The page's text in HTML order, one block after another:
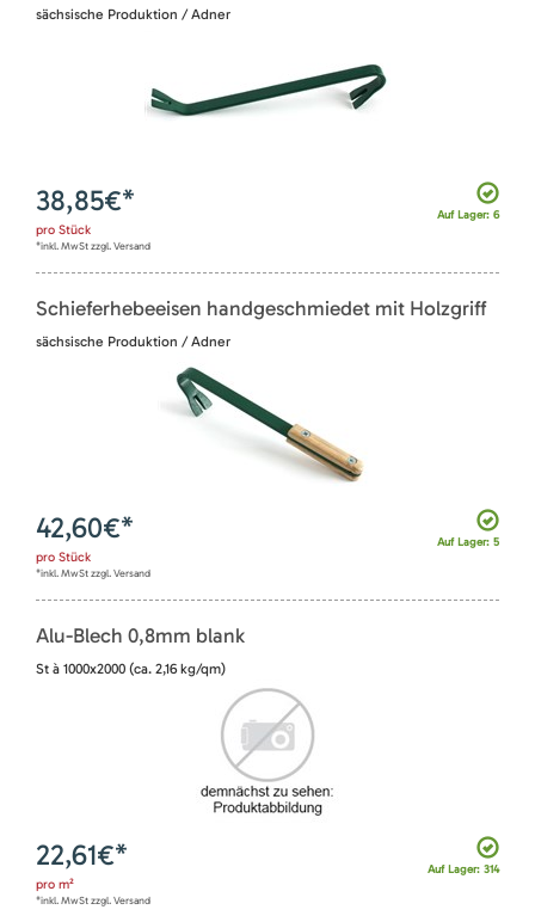
sächsische Produktion / Adner
Auf Lager: 6
38,85€*
pro Stück
*inkl. MwSt zzgl. Versand
Schieferhebeeisen handgeschmiedet mit Holzgriff
sächsische Produktion / Adner
Auf Lager: 5
42,60€*
pro Stück
*inkl. MwSt zzgl. Versand
Alu-Blech 0,8mm blank
St à 1000x2000 (ca. 2,16 kg/qm)
Auf Lager: 314
22,61€*
pro m²
*inkl. MwSt zzgl. Versand